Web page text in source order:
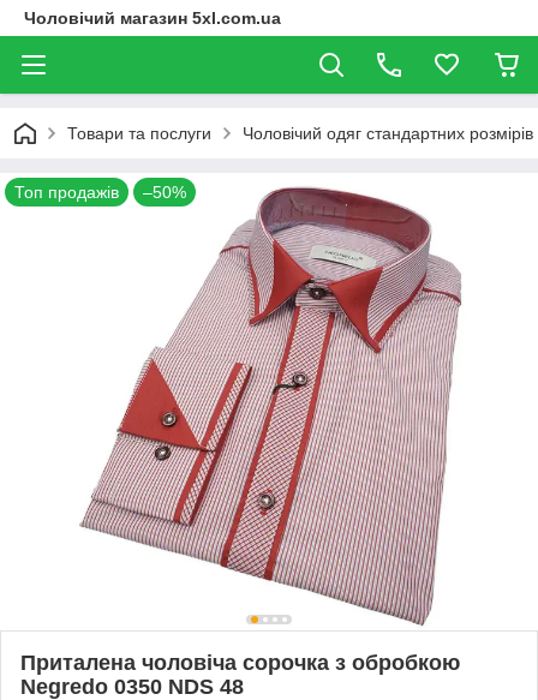
Чоловічий магазин 5xl.com.ua
Товари та послуги Чоловічий одяг стандартних розмірів
Топ продажів –50%
Приталена чоловіча сорочка з обробкою
Negredo 0350 NDS 48